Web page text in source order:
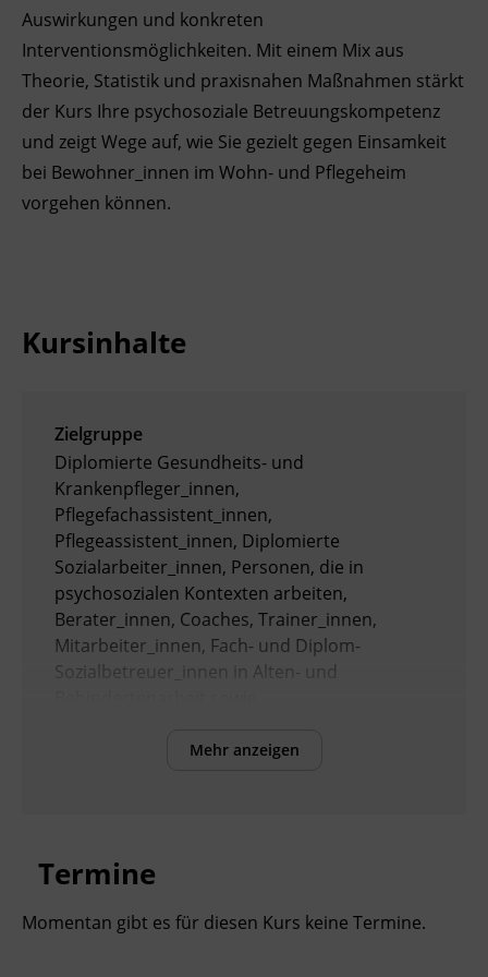
Ingenieurzertifizierung
Deutsch und Integration
Akademisches Studienzentrum
Digitales Lernen
BFI Reutte
BFI Schwaz
Auswirkungen und konkreten
Interventionsmöglichkeiten. Mit einem Mix aus
Theorie, Statistik und praxisnahen Maßnahmen stärkt
der Kurs Ihre psychosoziale Betreuungskompetenz
und zeigt Wege auf, wie Sie gezielt gegen Einsamkeit
bei Bewohner_innen im Wohn- und Pflegeheim
vorgehen können.
Kursinhalte
Zielgruppe
Diplomierte Gesundheits- und
Krankenpfleger_innen,
Pflegefachassistent_innen,
Pflegeassistent_innen, Diplomierte
Sozialarbeiter_innen, Personen, die in
psychosozialen Kontexten arbeiten,
Berater_innen, Coaches, Trainer_innen,
Mitarbeiter_innen, Fach- und Diplom-
Sozialbetreuer_innen in Alten- und
dem Phänomen Einsamkeit und soziale
Isolation, sowie Einsamkeit im Setting
Pflegeheim
Überblick über die begrifflichen
Mehr anzeigen
Termine
Momentan gibt es für diesen Kurs keine Termine.